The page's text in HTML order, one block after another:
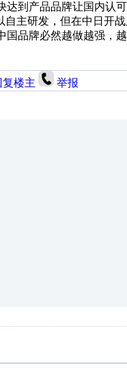
达到产品品牌让国内认
主研发，但在中日开
国品牌必然越做越强，
复楼主 举报